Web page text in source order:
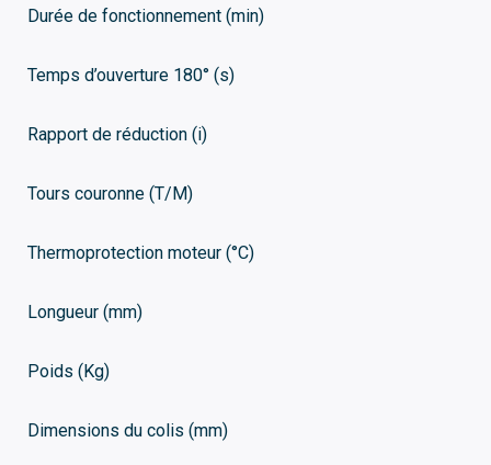
Durée de fonctionnement (min)
Temps d’ouverture 180° (s)
Rapport de réduction (i)
Tours couronne (T/M)
Thermoprotection moteur (°C)
Longueur (mm)
Poids (Kg)
Dimensions du colis (mm)